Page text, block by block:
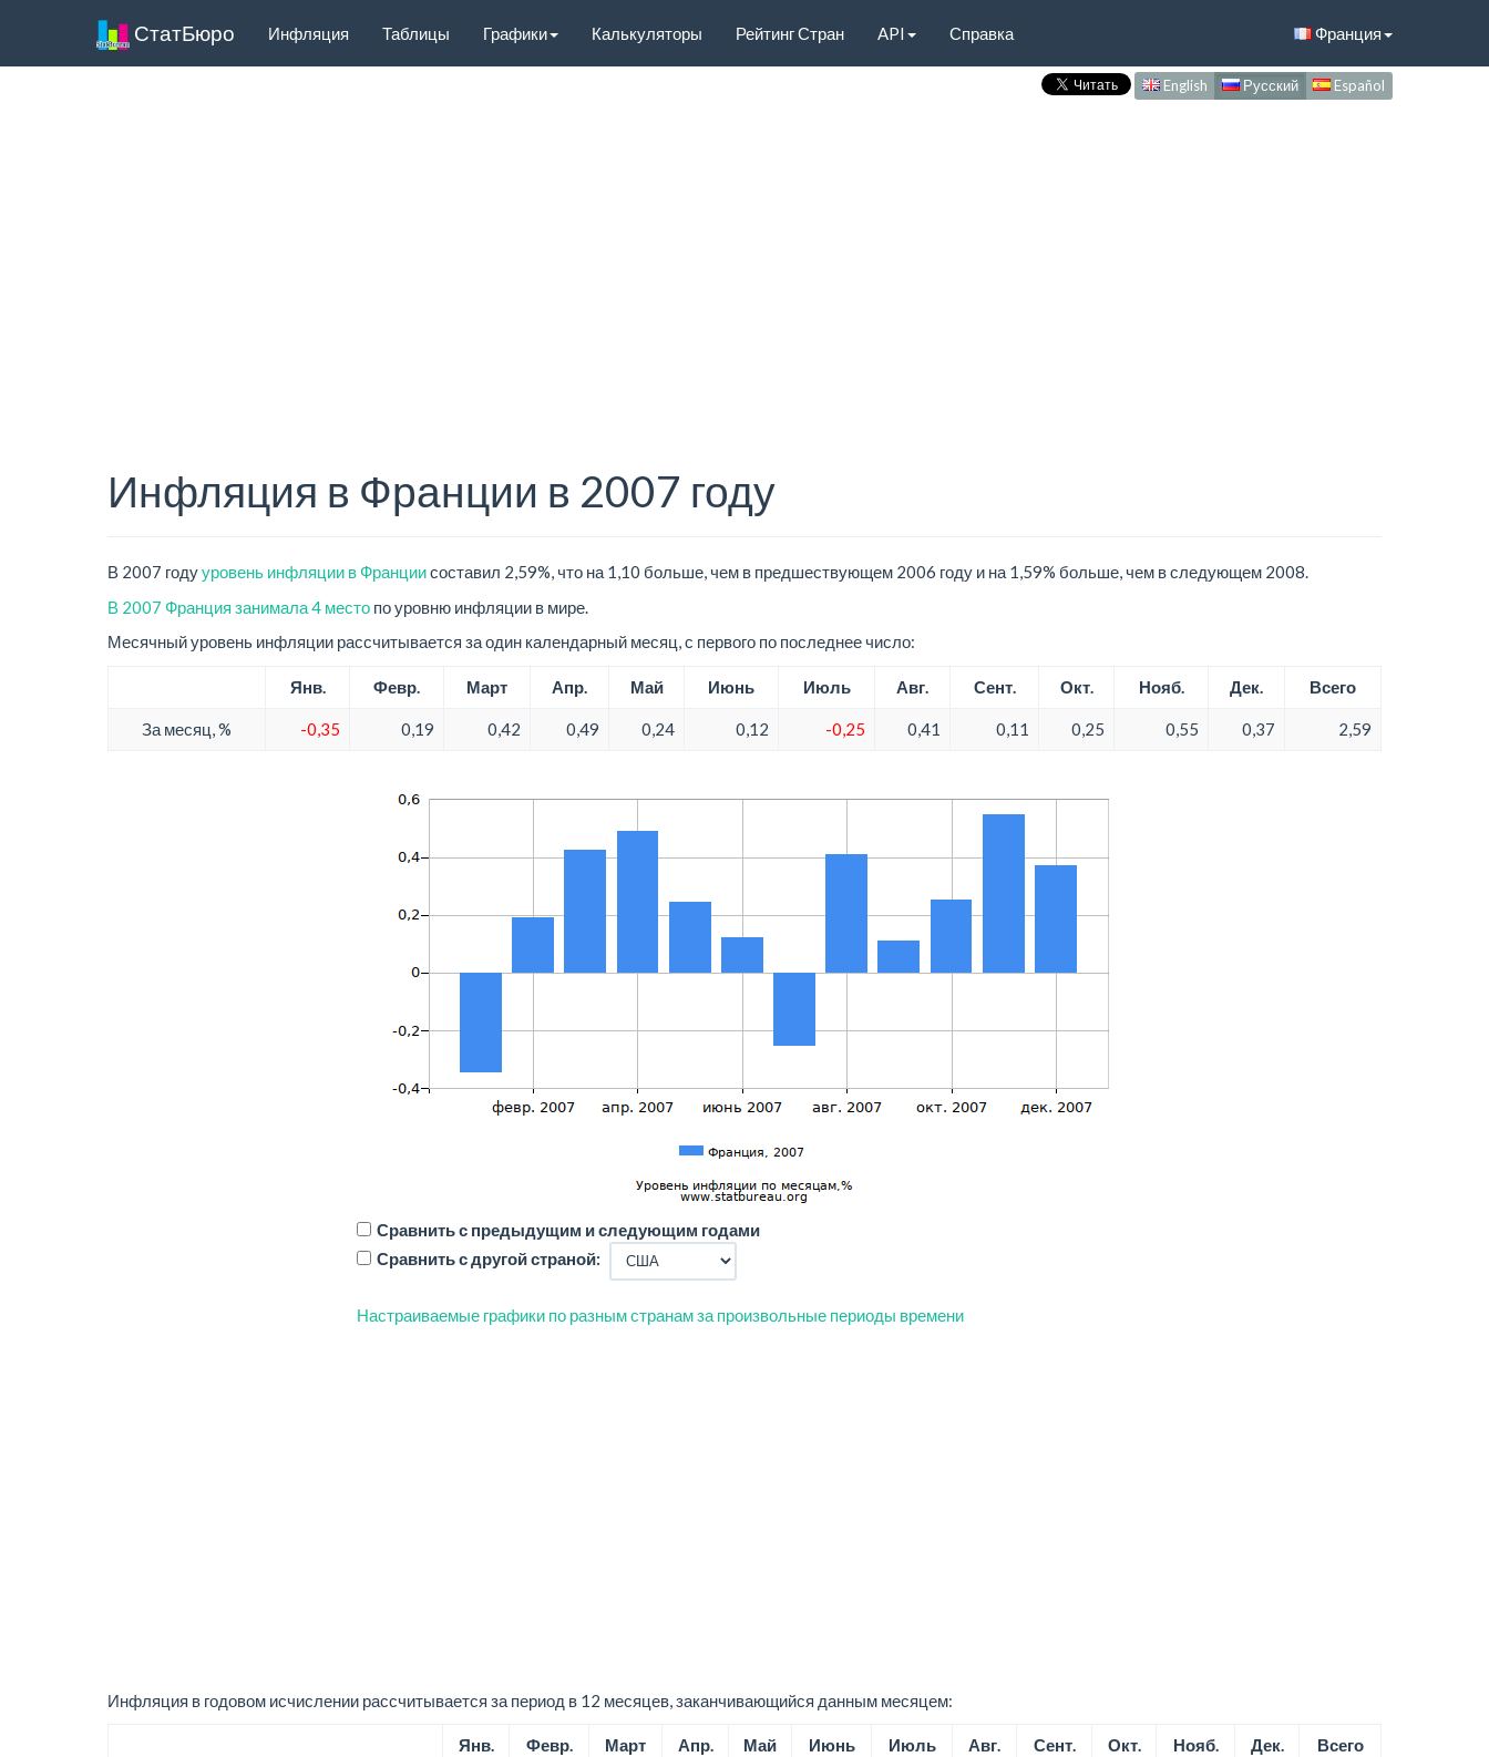
СтатБюро Инфляция Таблицы Графики Калькуляторы Рейтинг Стран API Справка Франция
English Русский Español
Инфляция в Франции в 2007 году
В 2007 годууровень инфляции в Франциисоставил 2,59%, что на 1,10 больше, чем в предшествующем 2006 году и на 1,59% больше, чем в следующем 2008.
В 2007 Франция занимала 4 место по уровню инфляции в мире.
Месячный уровень инфляции рассчитывается за один календарный месяц, с первого по последнее число:
Янв. Февр. Март Апр. Май Июнь Июль Авг. Сент. Окт. Нояб. Дек. Всего
За месяц, % -0,35 0,19 0,42 0,49 0,24 0,12 -0,25 0,41 0,11 0,25 0,55 0,37 2,59
Сравнить с предыдущим и следующим годами
Сравнить с другой страной:
Настраиваемые графики по разным странам за произвольные периоды времени
Инфляция в годовом исчислении рассчитывается за период в 12 месяцев, заканчивающийся данным месяцем:
Янв. Февр. Март Апр. Май Июнь Июль Авг. Сент. Окт. Нояб. Дек. Всего